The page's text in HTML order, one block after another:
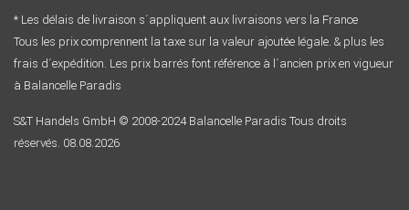
* Les délais de livraison s´appliquent aux livraisons vers la France
Tous les prix comprennent la taxe sur la valeur ajoutée légale. & plus les
frais d´expédition. Les prix barrés font référence à l´ancien prix en vigueur
à Balancelle Paradis
S&T Handels GmbH © 2008-2024 Balancelle Paradis Tous droits
réservés. 08.08.2026